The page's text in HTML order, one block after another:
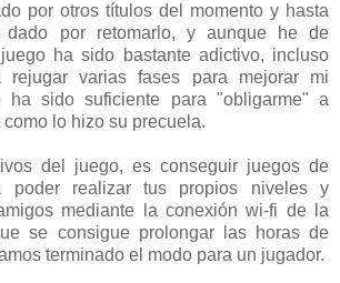
por otros títulos del momento y hasta
por retomarlo, y aunque he de
ha sido bastante adictivo, incluso
rejugar varias fases para mejorar mi
ha sido suficiente para "obligarme" a
lo hizo su precuela.
del juego, es conseguir juegos de
poder realizar tus propios niveles y
mediante la conexión wi-fi de la
se consigue prolongar las horas de
terminado el modo para un jugador.